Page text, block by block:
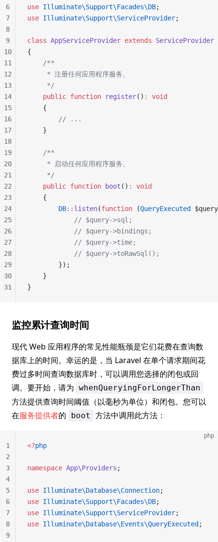
use Illuminate\Support\Facades\DB;
use Illuminate\Support\ServiceProvider;
class AppServiceProvider extends ServiceProvider
{
    /**
     * 注册任何应用程序服务。
     */
    public
function register() :
void
    {
        // ...
    }
    /**
     * 启动任何应用程序服务。
     */
    public
function boot () :
void
    {
        DB
:: listen(function (QueryExecuted
            // $query->sql;
            // $query->bindings;
            // $query->time;
            // $query->toRawSql();
        });
    }
}
6
7
8
9
10
11
12
13
14
15
16
17
18
19
20
21
22
23
24
25
26
27
28
29
30
31
监控累计查询时间
现代 Web 应用程序的常见性能瓶颈是它们花费在查询数
据库上的时间。幸运的是，当 Laravel 在单个请求期间花
费过多时间查询数据库时，可以调用您选择的闭包或回
调。要开始，请为 whenQueryingForLongerThan
方法提供查询时间阈值（以毫秒为单位）和闭包。您可以
在服务提供者的 boot 方法中调用此方法：
php
<?php
namespace App\Providers ;
use Illuminate\Database\Connection;
use Illuminate\Support\Facades\DB;
use Illuminate\Support\ServiceProvider;
use Illuminate\Database\Events\QueryExecuted ;
1
2
3
4
5
6
7
8
9